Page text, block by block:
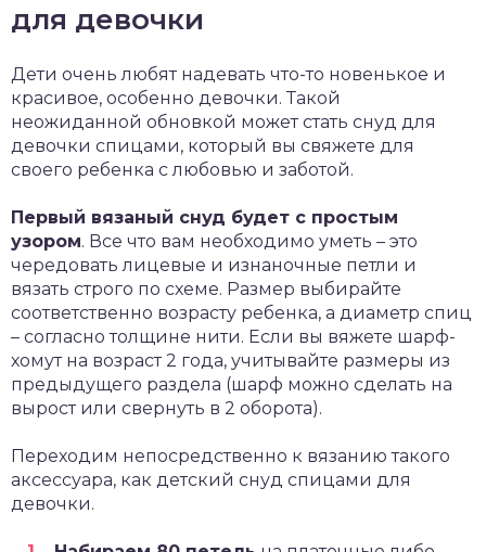
для девочки
Дети очень любят надевать что-то новенькое и
красивое, особенно девочки. Такой
неожиданной обновкой может стать снуд для
девочки спицами, который вы свяжете для
своего ребенка с любовью и заботой.
Первый вязаный снуд будет с простым
узором. Все что вам необходимо уметь – это
чередовать лицевые и изнаночные петли и
вязать строго по схеме. Размер выбирайте
соответственно возрасту ребенка, а диаметр спиц
– согласно толщине нити. Если вы вяжете шарф-
хомут на возраст 2 года, учитывайте размеры из
предыдущего раздела (шарф можно сделать на
вырост или свернуть в 2 оборота).
Переходим непосредственно к вязанию такого
аксессуара, как детский снуд спицами для
девочки.